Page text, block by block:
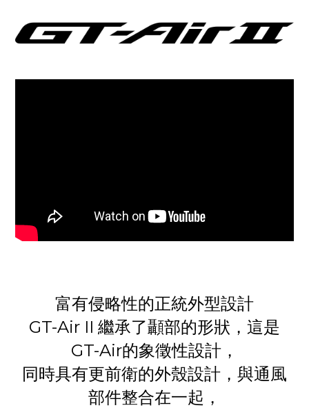
富有侵略性的正統外型設計
GT-Air II 繼承了顳部的形狀，這是
GT-Air的象徵性設計，
同時具有更前衛的外殼設計，與通風
部件整合在一起，